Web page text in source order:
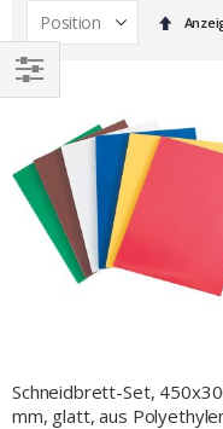
In
Schneidbrett-Set,
mm, glatt, aus
EINKAUFEN